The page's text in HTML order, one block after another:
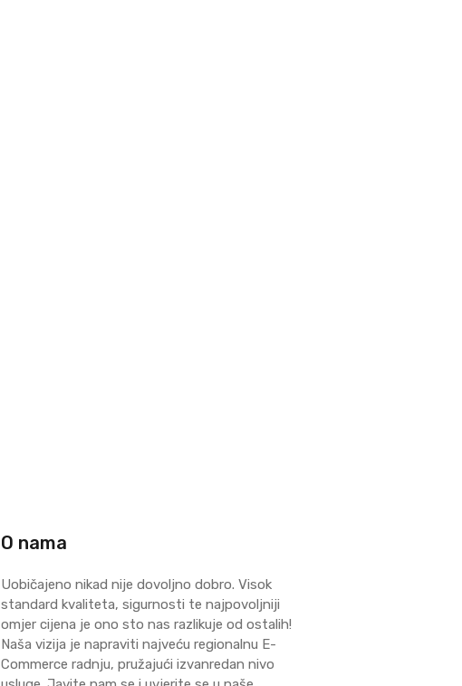
O nama
Uobičajeno nikad nije dovoljno dobro. Visok
standard kvaliteta, sigurnosti te najpovoljniji
omjer cijena je ono sto nas razlikuje od ostalih!
Naša vizija je napraviti najveću regionalnu E-
Commerce radnju, pružajući izvanredan nivo